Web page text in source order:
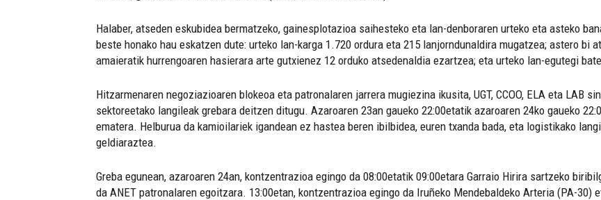
Halaber, atseden eskubidea bermatzeko, gainesplotazioa saihesteko eta lan-denboraren urteko eta asteko
beste honako hau eskatzen dute: urteko lan-karga 1.720 ordura eta 215 lanjorndunaldira mugatzea; astero bi
amaieratik hurrengoaren hasierara arte gutxienez 12 orduko atsedenaldia ezartzea; eta urteko lan-egutegi
Hitzarmenaren negoziazioaren blokeoa eta patronalaren jarrera mugiezina ikusita, UGT, CCOO, ELA eta LAB
sektoreetako langileak grebara deitzen ditugu. Azaroaren 23an gaueko 22:00etatik azaroaren 24ko gaueko
ematera. Helburua da kamioilariek igandean ez hastea beren ibilbidea, euren txanda bada, eta logistikako
geldiaraztea.
Greba egunean, azaroaren 24an, kontzentrazioa egingo da 08:00etatik 09:00etara Garraio Hirira sartzeko
da ANET patronalaren egoitzara. 13:00etan, kontzentrazioa egingo da Iruñeko Mendebaldeko Arteria (PA-30)